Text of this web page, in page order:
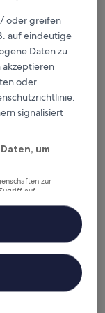
entfernt.
IHG— 3.5-Sterne-
Station entfernt.
Pi
oder greifen
auf eindeutige
Daten zu
akzeptieren
oder
signalisiert
um
zur
auf
von Inhalten,
von